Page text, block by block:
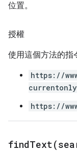
位置。
授權
使用這個方法的指
https://
currentonly
https://
findText(